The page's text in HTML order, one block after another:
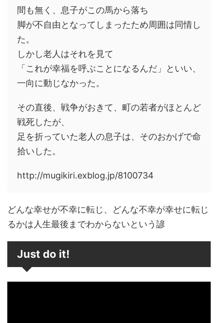
間も無く、息子がこの馬から落ち
脚が不自由となってしまったため周囲は同情し
た。
しかし老人はそれを見て
「これが幸福を呼ぶことになるんだ」といい、
一向に動じなかった。
その直後、戦争がおきて、町の若者がほとんど
戦死したが、
足を折っていた老人の息子は、そのおかげで命
拾いした。
http://mugikiri.exblog.jp/8100734
どんな幸せが不幸に転じ、どんな不幸が幸せに転じ
るかは人生最後までわからないという諺
Just do it!